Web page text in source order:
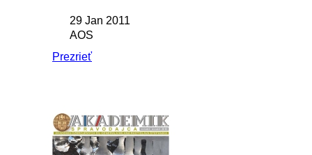
29 Jan 2011
AOS
Prezrieť